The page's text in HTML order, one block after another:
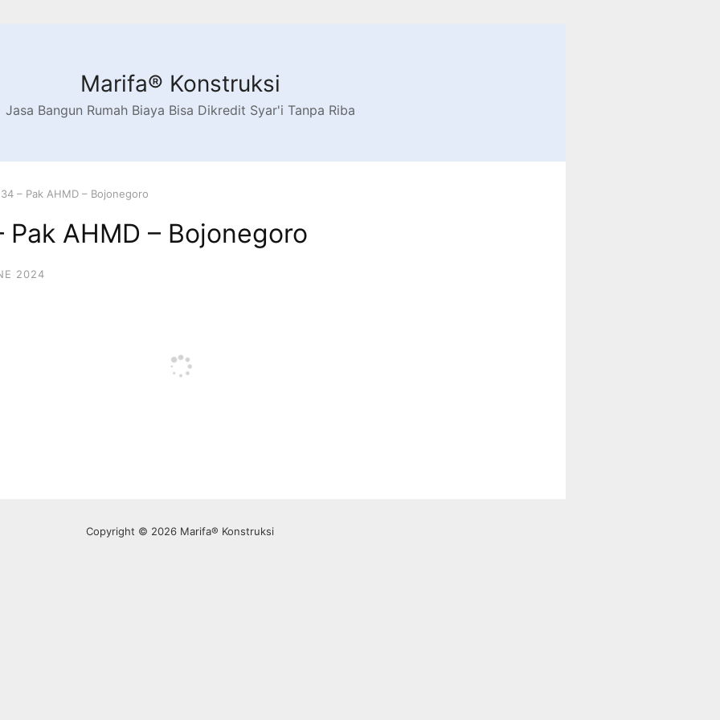
Marifa® Konstruksi
Jasa Bangun Rumah Biaya Bisa Dikredit Syar'i Tanpa Riba
34 – Pak AHMD – Bojonegoro
Pak AHMD – Bojonegoro
2024
Copyright © 2026 Marifa® Konstruksi